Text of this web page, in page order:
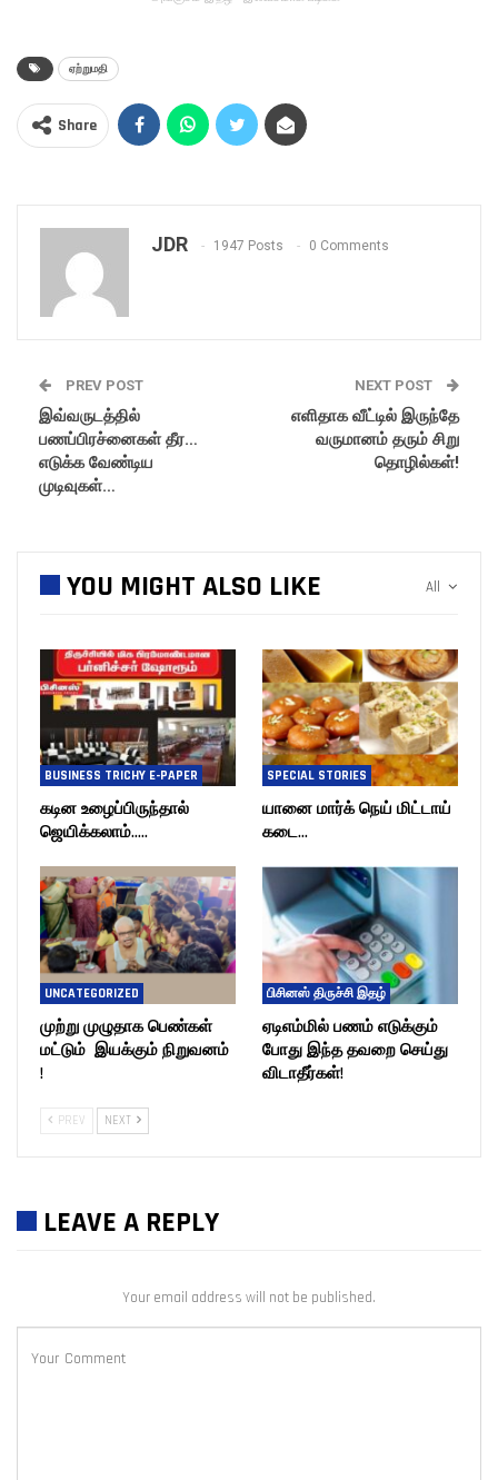
ஏற்றுமதி
Share
JDR 1947 Posts 0 Comments
PREV POST
இவ்வருடத்தில்
பணப்பிரச்னைகள் தீர…
எடுக்க வேண்டிய
முடிவுகள்…
NEXT POST
எளிதாக வீட்டில் இருந்தே
வருமானம் தரும் சிறு
தொழில்கள்!
All
YOU MIGHT ALSO LIKE
BUSINESS TRICHY E-PAPER
கடின உழைப்பிருந்தால்
ஜெயிக்கலாம்…..
SPECIAL STORIES
யானை மார்க் நெய் மிட்டாய்
கடை…
UNCATEGORIZED
முற்று முழுதாக பெண்கள்
மட்டும் இயக்கும் நிறுவனம்
!
பிசினஸ் திருச்சி இதழ்
ஏடிஎம்மில் பணம் எடுக்கும்
போது இந்த தவறை செய்து
விடாதீர்கள்!
PREV NEXT
LEAVE A REPLY
Your email address will not be published.